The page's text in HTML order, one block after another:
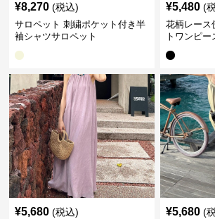
¥8,270 (税込)
サロペット 刺繍ポケット付き半
袖シャツサロペット
¥5,480 (
花柄レース
トワンピー
¥5,680 (税込) ¥5,680 (